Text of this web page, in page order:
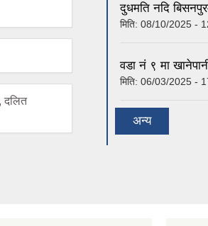
दलित
दुधमति नदि
मिति: 08/10/2025 -
वडा नं ९ मा
मिति: 06/03/2025 -
अन्य